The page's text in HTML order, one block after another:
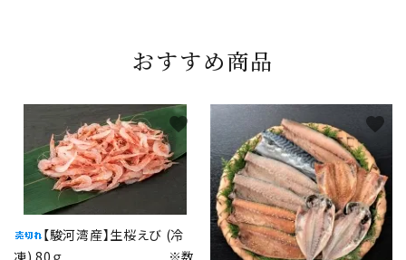
おすすめ商品
【駿河湾産】生桜えび (冷
favorite favorite